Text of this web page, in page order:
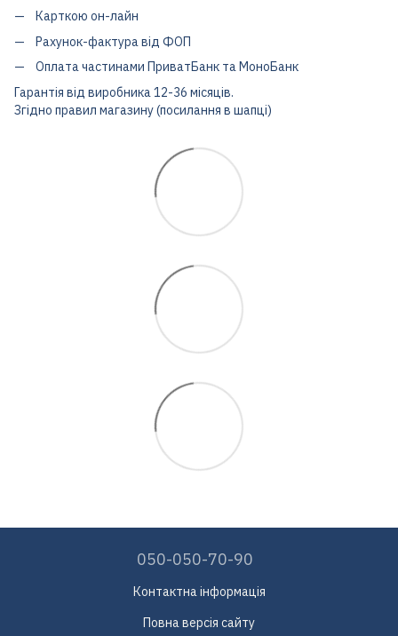
Карткою он-лайн
Рахунок-фактура від ФОП
Оплата частинами ПриватБанк та МоноБанк
Гарантія від виробника 12-36 місяців.
Згідно правил магазину (посилання в шапці)
050-050-70-90
Контактна інформація
Повна версія сайту